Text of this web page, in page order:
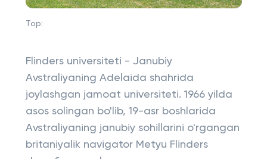
Top:
Flinders universiteti - Janubiy
Avstraliyaning Adelaida shahrida
joylashgan jamoat universiteti. 1966 yilda
asos solingan bo'lib, 19-asr boshlarida
Avstraliyaning janubiy sohillarini o'rgangan
britaniyalik navigator Metyu Flinders